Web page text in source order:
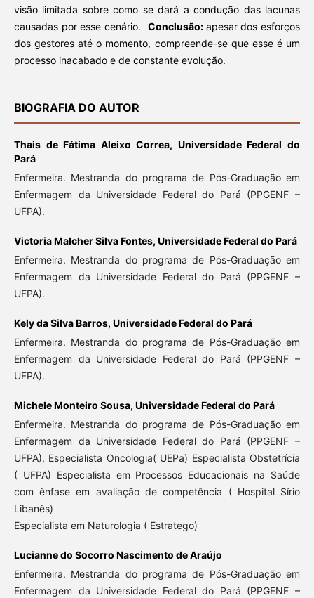
visão limitada sobre como se dará a condução das lacunas
causadas por esse cenário. Conclusão: apesar dos esforços
dos gestores até o momento, compreende-se que esse é um
processo inacabado e de constante evolução.
BIOGRAFIA DO AUTOR
Thais de Fátima Aleixo Correa, Universidade Federal do
Pará
Enfermeira. Mestranda do programa de Pós-Graduação em
Enfermagem da Universidade Federal do Pará (PPGENF –
UFPA).
Victoria Malcher Silva Fontes, Universidade Federal do Pará
Enfermeira. Mestranda do programa de Pós-Graduação em
Enfermagem da Universidade Federal do Pará (PPGENF –
UFPA).
Kely da Silva Barros, Universidade Federal do Pará
Enfermeira. Mestranda do programa de Pós-Graduação em
Enfermagem da Universidade Federal do Pará (PPGENF –
UFPA).
Michele Monteiro Sousa, Universidade Federal do Pará
Enfermeira. Mestranda do programa de Pós-Graduação em
Enfermagem da Universidade Federal do Pará (PPGENF –
UFPA). Especialista Oncologia( UEPa) Especialista Obstetrícia
( UFPA) Especialista em Processos Educacionais na Saúde
com ênfase em avaliação de competência ( Hospital Sírio
Libanês)
Especialista em Naturologia ( Estratego)
Lucianne do Socorro Nascimento de Araújo
Enfermeira. Mestranda do programa de Pós-Graduação em
Enfermagem da Universidade Federal do Pará (PPGENF –